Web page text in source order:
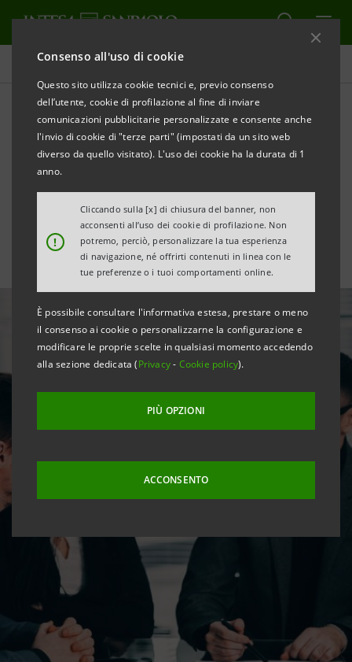
Consenso all'uso di cookie
Questo sito utilizza cookie tecnici e, previo consenso
dell’utente, cookie di profilazione al fine di inviare
comunicazioni pubblicitarie personalizzate e consente anche
l'invio di cookie di "terze parti" (impostati da un sito web
diverso da quello visitato). L'uso dei cookie ha la durata di 1
anno.
!
Cliccando sulla [x] di chiusura del banner, non
acconsenti all’uso dei cookie di profilazione. Non
potremo, perciò, personalizzare la tua esperienza
di navigazione, né offrirti contenuti in linea con le
tue preferenze o i tuoi comportamenti online.
È possibile consultare l'informativa estesa, prestare o meno
il consenso ai cookie o personalizzarne la configurazione e
modificare le proprie scelte in qualsiasi momento accedendo
alla sezione dedicata (Privacy- Cookie policy).
PIÙ OPZIONI
ACCONSENTO
Tutte le news
Intesa Sanpaolo assiste
Smart Capital nella
quotazione in borsa